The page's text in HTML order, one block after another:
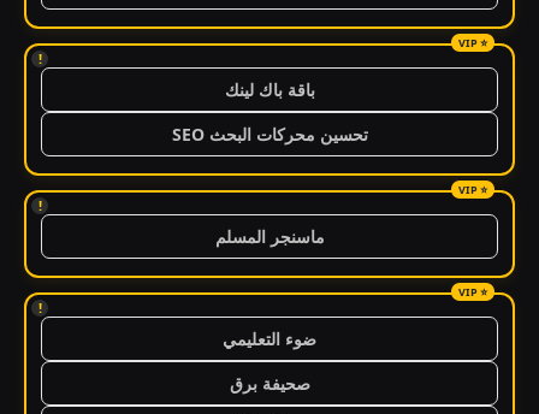
!
باقة باك لينك
تحسين محركات البحث SEO
!
ماسنجر المسلم
!
ضوء التعليمي
صحيفة برق